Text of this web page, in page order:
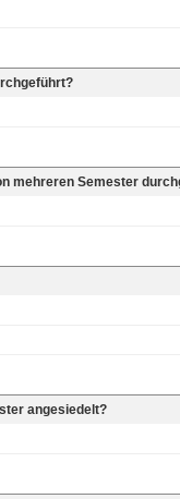
mehreren Semester
angesiedelt?